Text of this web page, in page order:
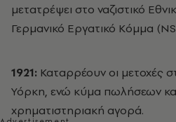
μετατρέψει στο ναζιστικό
Γερμανικό Εργατικό Κόμμα
1921: Καταρρέουν οι μετοχές
Υόρκη, ενώ κύμα πωλήσεων
χρηματιστηριακή αγορά.